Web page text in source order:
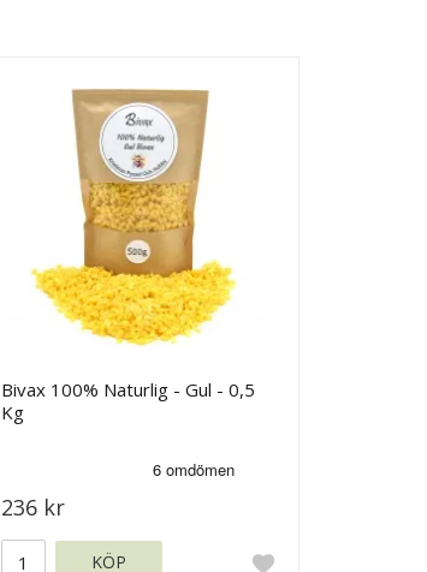
Bivax 100% Naturlig - Gul - 0,5
Kg
236 kr
KÖP